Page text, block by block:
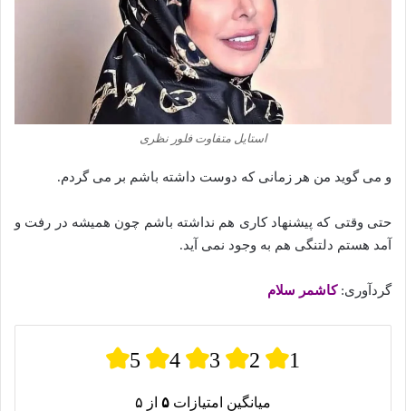
استایل متفاوت فلور نظری‌
و می گوید من هر زمانی که دوست داشته باشم بر می‌ گردم.
حتی وقتی که پیشنهاد کاری هم نداشته‌‌ باشم چون‌‌ همیشه در رفت‌ و
آمد هستم دلتنگی هم به وجود نمی‌ آید.
گردآوری: کاشمر سلام
5 4 3 2 1
میانگین امتیازات ۵ از ۵